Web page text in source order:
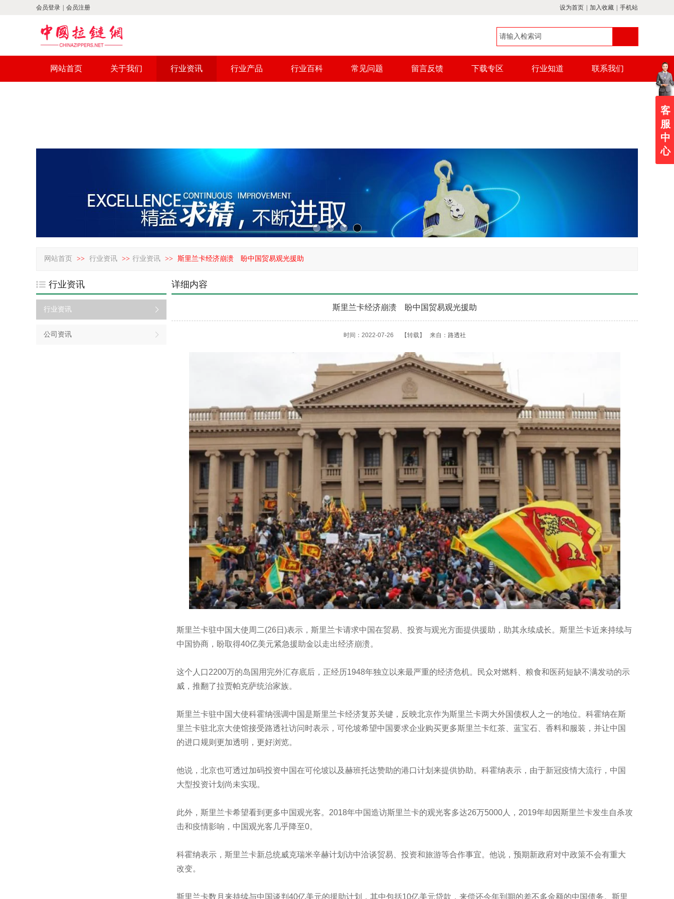
会员登录 会员注册 设为首页 加入收藏 手机站
网站首页 关于我们 行业资讯 行业产品 行业百科 常见问题 留言反馈 下载专区 行业知道 联系我们
网站首页 >> 行业资讯 >> 行业资讯 >> 斯里兰卡经济崩溃 盼中国贸易观光援助
行业资讯
行业资讯
公司资讯
详细内容
斯里兰卡经济崩溃 盼中国贸易观光援助
时间：2022-07-26 【转载】 来自： 路透社
斯里兰卡驻中国大使周二(26日)表示，斯里兰卡请求中国在贸易、投资与观光方面提供援助，助其永续成长。斯里兰卡近来持续与
中国协商，盼取得40亿美元紧急援助金以走出经济崩溃。
这个人口2200万的岛国用完外汇存底后，正经历1948年独立以来最严重的经济危机。民众对燃料、粮食和医药短缺不满发动的示
威，推翻了拉贾帕克萨统治家族。
斯里兰卡驻中国大使科霍纳强调中国是斯里兰卡经济复苏关键，反映北京作为斯里兰卡两大外国债权人之一的地位。科霍纳在斯
里兰卡驻北京大使馆接受路透社访问时表示，可伦坡希望中国要求企业购买更多斯里兰卡红茶、蓝宝石、香料和服装，并让中国
的进口规则更加透明，更好浏览。
他说，北京也可透过加码投资中国在可伦坡以及赫班托达赞助的港口计划来提供协助。科霍纳表示，由于新冠疫情大流行，中国
大型投资计划尚未实现。
此外，斯里兰卡希望看到更多中国观光客。2018年中国造访斯里兰卡的观光客多达26万5000人，2019年却因斯里兰卡发生自杀攻
击和疫情影响，中国观光客几乎降至0。
科霍纳表示，斯里兰卡新总统威克瑞米辛赫计划访中洽谈贸易、投资和旅游等合作事宜。他说，预期新政府对中政策不会有重大
改变。
斯里兰卡数月来持续与中国谈判40亿美元的援助计划，其中包括10亿美元贷款，来偿还今年到期的差不多金额的中国债务。斯里
客
服
中
心